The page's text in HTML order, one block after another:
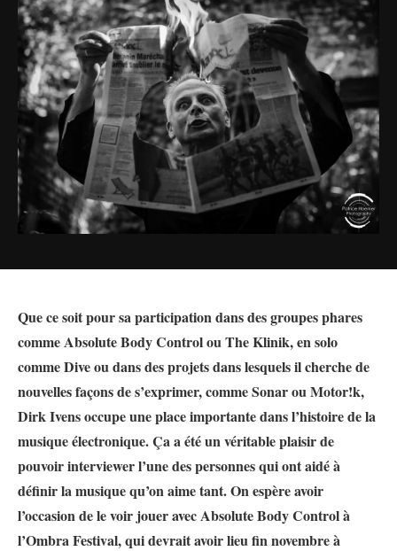
Que ce soit pour sa participation dans des groupes phares
comme Absolute Body Control ou The Klinik, en solo
comme Dive ou dans des projets dans lesquels il cherche de
nouvelles façons de s’exprimer, comme Sonar ou Motor!k,
Dirk Ivens occupe une place importante dans l’histoire de la
musique électronique. Ça a été un véritable plaisir de
pouvoir interviewer l’une des personnes qui ont aidé à
définir la musique qu’on aime tant. On espère avoir
l’occasion de le voir jouer avecAbsolute Body Control à
l’Ombra Festival, qui devrait avoir lieu fin novembre à